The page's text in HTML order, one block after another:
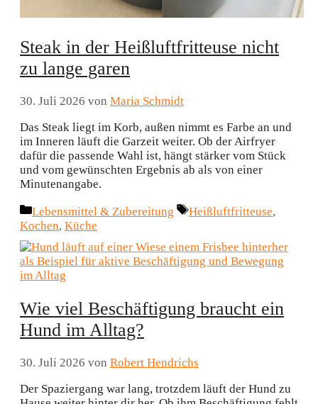
Steak in der Heißluftfritteuse nicht
zu lange garen
30. Juli 2026 von Maria Schmidt
Das Steak liegt im Korb, außen nimmt es Farbe an und
im Inneren läuft die Garzeit weiter. Ob der Airfryer
dafür die passende Wahl ist, hängt stärker vom Stück
und vom gewünschten Ergebnis ab als von einer
Minutenangabe.
Kategorien
Lebensmittel & Zubereitung Schlagwörter
Heißluftfritteuse,
Kochen, Küche
Wie viel Beschäftigung braucht ein
Hund im Alltag?
30. Juli 2026 von Robert Hendrichs
Der Spaziergang war lang, trotzdem läuft der Hund zu